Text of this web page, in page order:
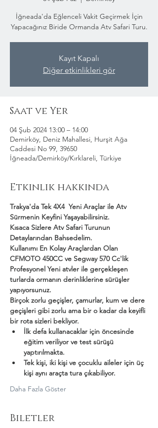
İğneada'da Eğlenceli Vakit Geçirmek İçin
Yapacağınız Biride Ormanda Atv Safari Turu.
Kayıt Kapalı
Diğer etkinlikleri gör
Saat ve Yer
04 Şub 2024 13:00 – 14:00
Demirköy, Deniz Mahallesi, Hurşit Ağa
Caddesi No 99, 39650
İğneada/Demirköy/Kırklareli, Türkiye
Etkinlik hakkında
Trakya'da Tek 4X4  Yeni Araçlar ile Atv
Sürmenin Keyfini Yaşayabilirsiniz.
Kısaca Sizlere Atv Safari Turunun
Detaylarından Bahsedelim.
Kullanımı En Kolay Araçlardan Olan
CFMOTO 450CC ve Segway 570 Cc'lik
Profesyonel Yeni atvler ile gerçekleşen
turlarda ormanın derinliklerine sürüşler
yapıyorsunuz.
Birçok zorlu geçişler, çamurlar, kum ve dere
geçişleri gibi zorlu ama bir o kadar da keyifli
bir rota sizleri bekliyor.
İlk defa kullanacaklar için öncesinde
eğitim veriliyor ve test sürüşü
yaptırılmakta.
Tek kişi, iki kişi ve çocuklu aileler için üç
kişi aynı araçta tura çıkabiliyor.
Daha Fazla Göster
Biletler